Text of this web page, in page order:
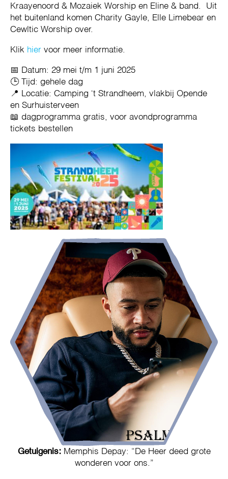
Kraayenoord & Mozaiek Worship en Eline & band. Uit
het buitenland komen Charity Gayle, Elle Limebear en
Cewltic Worship over.
Klik hier voor meer informatie.
📅 Datum: 29 mei t/m 1 juni 2025
🕒 Tijd: gehele dag
📍 Locatie: Camping ‘t Strandheem, vlakbij Opende
en Surhuisterveen
📖 dagprogramma gratis, voor avondprogramma
tickets bestellen
Getuigenis: Memphis Depay: “De Heer deed grote
wonderen voor ons.”